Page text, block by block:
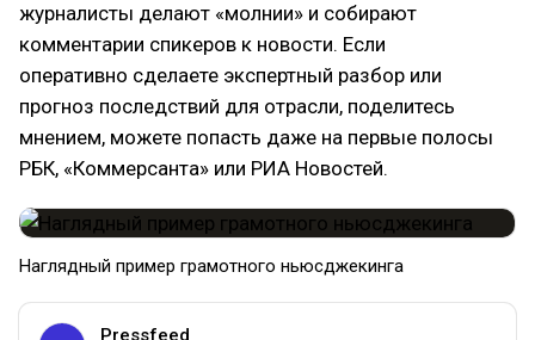
журналисты делают «молнии» и собирают
комментарии спикеров к новости. Если
оперативно сделаете экспертный разбор или
прогноз последствий для отрасли, поделитесь
мнением, можете попасть даже на первые полосы
РБК, «Коммерсанта» или РИА Новостей.
Наглядный пример грамотного ньюсджекинга
Pressfeed